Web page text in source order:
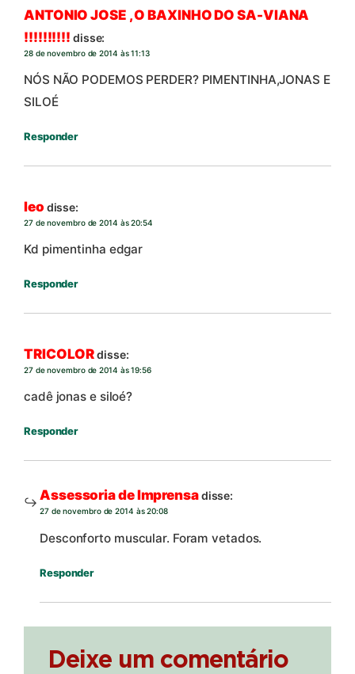
ANTONIO JOSE , O BAXINHO DO SA-VIANA
!!!!!!!!!! disse:
28 de novembro de 2014 às 11:13
NÓS NÃO PODEMOS PERDER? PIMENTINHA,JONAS E
SILOÉ
Responder
leo disse:
27 de novembro de 2014 às 20:54
Kd pimentinha edgar
Responder
TRICOLORdisse:
27 de novembro de 2014 às 19:56
cadê jonas e siloé?
Responder
Assessoria de Imprensadisse:
27 de novembro de 2014 às 20:08
Desconforto muscular. Foram vetados.
Responder
Deixe um comentário